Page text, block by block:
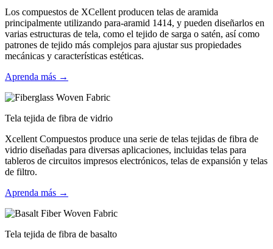
Los compuestos de XCellent producen telas de aramida
principalmente utilizando para-aramid 1414, y pueden diseñarlos en
varias estructuras de tela, como el tejido de sarga o satén, así como
patrones de tejido más complejos para ajustar sus propiedades
mecánicas y características estéticas.
Aprenda más →
Tela tejida de fibra de vidrio
Xcellent Compuestos produce una serie de telas tejidas de fibra de
vidrio diseñadas para diversas aplicaciones, incluidas telas para
tableros de circuitos impresos electrónicos, telas de expansión y telas
de filtro.
Aprenda más →
Tela tejida de fibra de basalto